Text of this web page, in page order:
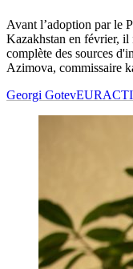
Avant l’adoption par le
Kazakhstan en février, il
complète des sources
Azimova, commissaire
Georgi Gotev